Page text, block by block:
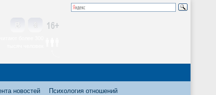
новостей Психология отношений